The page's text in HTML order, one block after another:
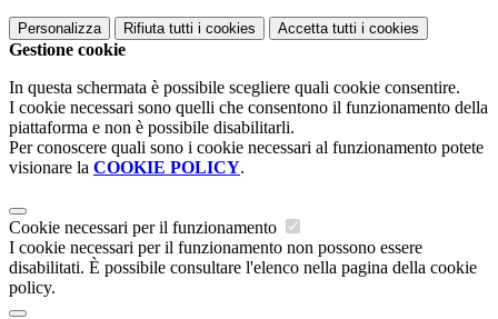
Personalizza Rifiuta tutti i cookies Accetta tutti i cookies
Gestione cookie
In questa schermata è possibile scegliere quali cookie consentire.
I cookie necessari sono quelli che consentono il funzionamento della
piattaforma e non è possibile disabilitarli.
Per conoscere quali sono i cookie necessari al funzionamento potete
visionare la COOKIE POLICY.
Cookie necessari per il funzionamento
I cookie necessari per il funzionamento non possono essere
disabilitati. È possibile consultare l'elenco nella pagina della cookie
policy.